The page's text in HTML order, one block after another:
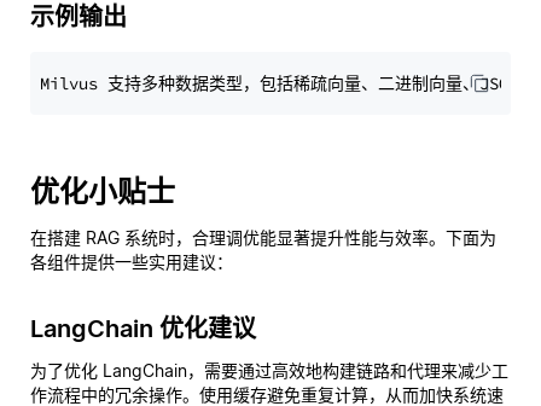
示例输出
优化小贴士
在搭建 RAG 系统时，合理调优能显著提升性能与效率。下面为
各组件提供一些实用建议：
LangChain 优化建议
为了优化 LangChain，需要通过高效地构建链路和代理来减少工
作流程中的冗余操作。使用缓存避免重复计算，从而加快系统速